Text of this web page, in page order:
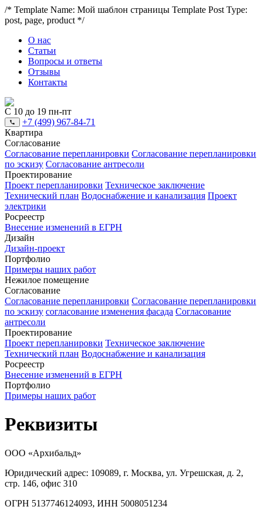
/* Template Name: Мой шаблон страницы Template Post Type:
post, page, product */
О нас
Статьи
Вопросы и ответы
Отзывы
Контакты
С 10 до 19 пн-пт
+7 (499) 967-84-71
Квартира
Согласование
Согласование перепланировки Согласование перепланировки
по эскизу Согласование антресоли
Проектирование
Проект перепланировки Техническое заключение
Технический план Водоснабжение и канализация Проект
электрики
Росреестр
Внесение изменений в ЕГРН
Дизайн
Дизайн-проект
Портфолио
Примеры наших работ
Нежилое помещение
Согласование
Согласование перепланировки Согласование перепланировки
по эскизу согласование изменения фасада Согласование
антресоли
Проектирование
Проект перепланировки Техническое заключение
Технический план Водоснабжение и канализация
Росреестр
Внесение изменений в ЕГРН
Портфолио
Примеры наших работ
Реквизиты
ООО «Архибальд»
Юридический адрес: 109089, г. Москва, ул. Угрешская, д. 2,
стр. 146, офис 310
ОГРН 5137746124093, ИНН 5008051234